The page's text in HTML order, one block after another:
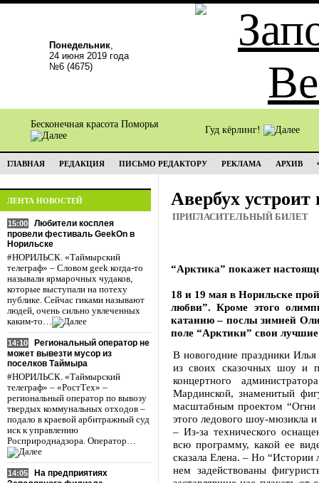
Понедельник,
24 июня 2019 года
№6 (4675)
Бесконечная красота Поморья
Гуд кёрлинг!
ГЛАВНАЯ РЕДАКЦИЯ ПИСЬМО РЕДАКТОРУ РЕКЛАМА АРХИВ
ЛЕНТА НОВОСТЕЙ
15:00
Любители косплея
провели фестиваль GeekOn в
Норильске
#НОРИЛЬСК. «Таймырский
телеграф» – Словом geek когда-то
называли ярмарочных чудаков,
которые выступали на потеху
публике. Сейчас гиками называют
людей, очень сильно увлеченных
каким-то…
14:10
Региональный оператор не
может вывезти мусор из
поселков Таймыра
#НОРИЛЬСК. «Таймырский
телеграф» – «РостТех» –
региональный оператор по вывозу
твердых коммунальных отходов –
подало в краевой арбитражный суд
иск к управлению
Росприроднадзора. Оператор…
14:05
На предприятиях
Авербух устроит
ПРИГЛАСИТЕЛЬНЫЙ БИЛЕТ
“Арктика” покажет
18 и 19 мая в Норильске
любви”. Кроме этого
катанию – послы зимней
поле “Арктики” свои
В новогодние праздники
из своих сказочных шоу и
концертного
Мардинской, знаменитый
масштабным проектом “Огни
этого ледового шоу-мюзикла
– Из-за технического
всю программу, какой ее
сказала Елена. – Но
нем задействованы